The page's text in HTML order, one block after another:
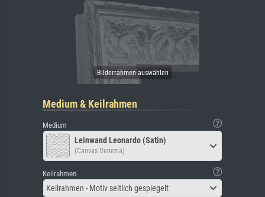
Medium & Keilrahmen
Medium
Leinwand Leonardo (Satin)
(Canvas Venezia)
Keilrahmen
Keilrahmen - Motiv seitlich gespiegelt